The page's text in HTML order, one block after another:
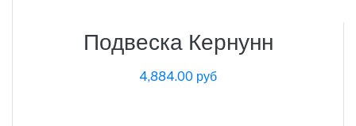
Подвеска Кернунн
4,884.00 руб